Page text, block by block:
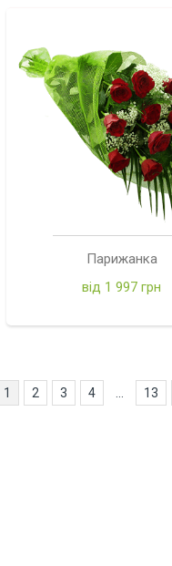
Парижанка
від 1 997 грн
1 2 3 4 13